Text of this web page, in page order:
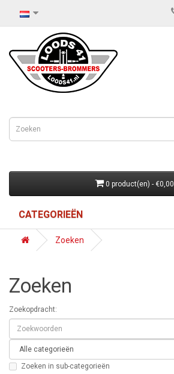
0 product(en) - €0,00
CATEGORIEËN
Zoeken
Zoeken
Zoekopdracht:
Zoeken in sub-categorieën